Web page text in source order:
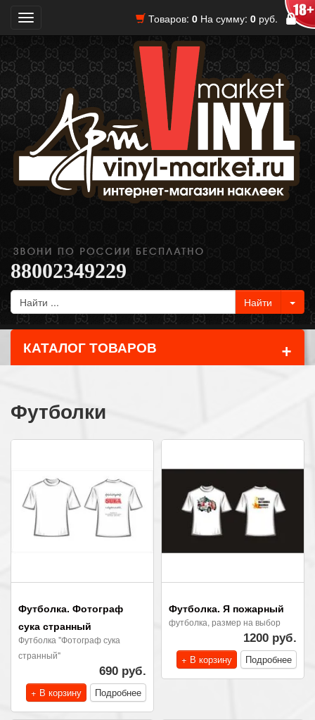
Товаров: 0 На сумму: 0 руб.
Toggle
navigation
88002349229
КАТАЛОГ ТОВАРОВ +
Футболки
Футболка. Фотограф
сука странный
Футболка "Фотограф сука
странный"
690 руб.
+ В корзину
Подробнее
Футболка. Я пожарный
футболка, размер на выбор
1200 руб.
+ В корзину
Подробнее